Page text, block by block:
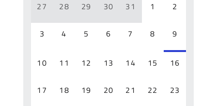
27 28 29 30 31 1 2
3 4 5 6 7 8 9
10 11 12 13 14 15 16
17 18 19 20 21 22 23